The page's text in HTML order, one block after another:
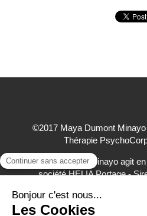
©2017 Maya Dumont
Thérapie
Maya Dumont Minayo agit
société HELIA Portage -
accepte à ce titre les
virement